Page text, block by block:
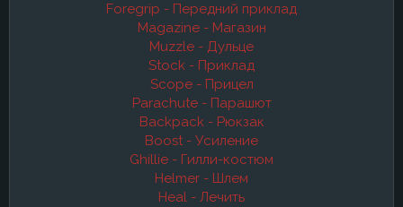
Foregrip - Передний приклад
Magazine - Магазин
Muzzle - Дульце
Stock - Приклад
Scope - Прицел
Parachute - Парашют
Backpack - Рюкзак
Boost - Усиление
Ghillie - Гилли-костюм
Helmer - Шлем
Heal - Лечить